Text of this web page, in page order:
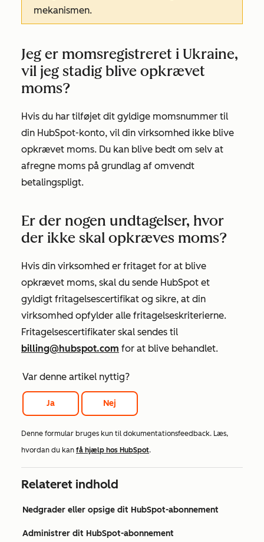
mekanismen.
Jeg er momsregistreret i Ukraine,
vil jeg stadig blive opkrævet
moms?
Hvis du har tilføjet dit gyldige momsnummer til
din HubSpot-konto, vil din virksomhed ikke blive
opkrævet moms. Du kan blive bedt om selv at
afregne moms på grundlag af omvendt
betalingspligt.
Er der nogen undtagelser, hvor
der ikke skal opkræves moms?
Hvis din virksomhed er fritaget for at blive
opkrævet moms, skal du sende HubSpot et
gyldigt fritagelsescertifikat og sikre, at din
virksomhed opfylder alle fritagelseskriterierne.
Fritagelsescertifikater skal sendes til
billing@hubspot.com for at blive behandlet.
Var denne artikel nyttig?
Ja Nej
Denne formular bruges kun til dokumentationsfeedback. Læs,
hvordan du kan få hjælp hos HubSpot.
Relateret indhold
Nedgrader eller opsige dit HubSpot-abonnement
Administrer dit HubSpot-abonnement